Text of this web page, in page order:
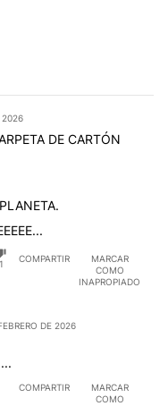
2026
DE CARTÓN
1
COMPARTIR
MARCAR
COMO
INAPROPIADO
DE 2026
COMPARTIR
MARCAR
COMO